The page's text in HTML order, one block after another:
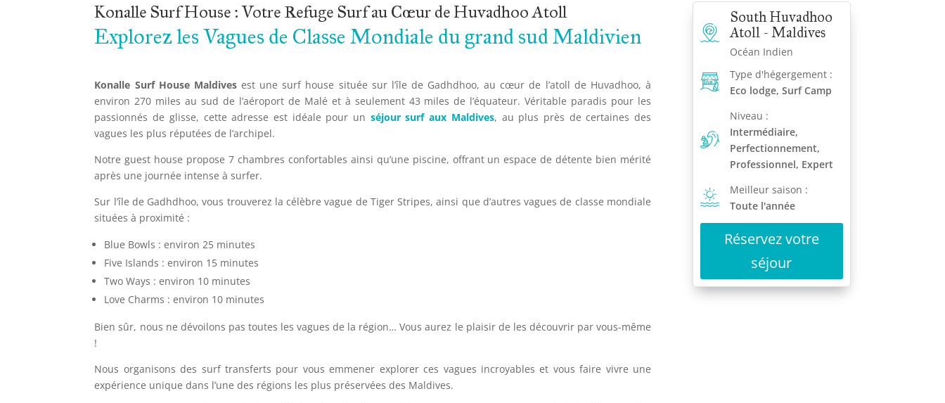
Konalle Surf House : Votre Refuge Surf au Cœur de Huvadhoo Atoll
Explorez les Vagues de Classe Mondiale du grand sud Maldivien
Konalle Surf House Maldivesest une surf house située sur l’île de Gadhdhoo, au cœur de l’atoll de Huvadhoo, à
environ 270 miles au sud de l’aéroport de Malé et à seulement 43 miles de l’équateur. Véritable paradis pour les
passionnés de glisse, cette adresse est idéale pour un séjour surf aux Maldives, au plus près de certaines des
vagues les plus réputées de l’archipel.
Notre guest house propose 7 chambres confortables ainsi qu’une piscine, offrant un espace de détente bien mérité
après une journée intense à surfer.
Sur l’île de Gadhdhoo, vous trouverez la célèbre vague de Tiger Stripes, ainsi que d’autres vagues de classe mondiale
situées à proximité :
Blue Bowls : environ 25 minutes
Five Islands : environ 15 minutes
Two Ways : environ 10 minutes
Love Charms : environ 10 minutes
Bien sûr, nous ne dévoilons pas toutes les vagues de la région… Vous aurez le plaisir de les découvrir par vous-même
!
Nous organisons des surf transferts pour vous emmener explorer ces vagues incroyables et vous faire vivre une
expérience unique dans l’une des régions les plus préservées des Maldives.
South Huvadhoo
Atoll - Maldives
Océan Indien
Type d'hégergement :
Eco lodge, Surf Camp
Niveau :
Intermédiaire,
Perfectionnement,
Professionnel, Expert
Meilleur saison :
Toute l'année
Réservez votre
séjour